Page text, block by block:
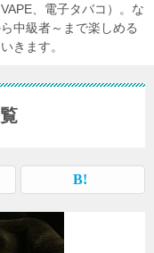
、電子タバコ）。な
中級者～まで楽しめる
きます。